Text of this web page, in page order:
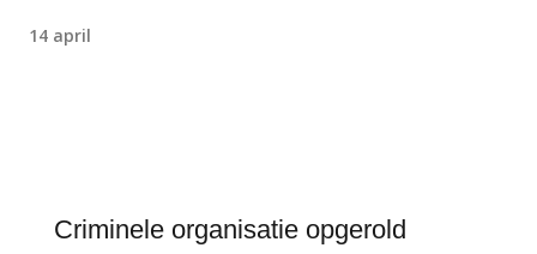
14 april
Criminele organisatie opgerold